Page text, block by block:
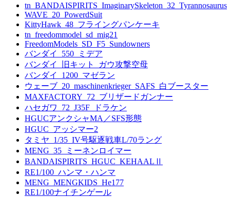
tn_BANDAISPIRITS_ImaginarySkeleton_32_Tyrannosaurus
WAVE_20_PowerdSuit
KittyHawk_48_フライングパンケーキ
tn_freedommodel_sd_mig21
FreedomModels_SD_F5_Sundowners
バンダイ_550_ミデア
バンダイ_旧キット_ガウ攻撃空母
バンダイ_1200_マゼラン
ウェーブ_20_maschinenkrieger_SAFS_白ブースター
MAXFACTORY_72_ブリザードガンナー
ハセガワ_72_J35F_ドラケン
HGUCアンクシャMA／SFS形態
HGUC_アッシマー2
タミヤ_1/35_IV号駆逐戦車L/70ラング
MENG_35_ミーネンロイマー
BANDAISPIRITS_HGUC_KEHAALⅡ
RE1/100_ハンマ・ハンマ
MENG_MENGKIDS_He177
RE1/100ナイチンゲール